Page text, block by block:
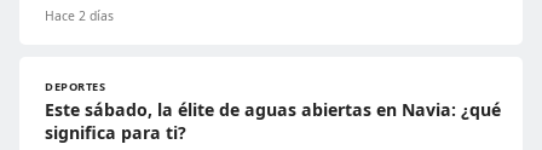
Hace 2 días
DEPORTES
Este sábado, la élite de aguas abiertas en Navia: ¿qué
significa para ti?